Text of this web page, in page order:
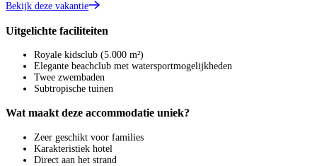
Bekijk deze vakantie
Uitgelichte faciliteiten
Royale kidsclub (5.000 m²)
Elegante beachclub met watersportmogelijkheden
Twee zwembaden
Subtropische tuinen
Wat maakt deze accommodatie uniek?
Zeer geschikt voor families
Karakteristiek hotel
Direct aan het strand